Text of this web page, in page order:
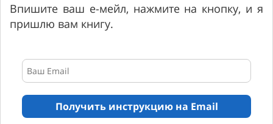
Впишите ваш е-мейл, нажмите на кнопку, и я
пришлю вам книгу.
Получить инструкцию на Email